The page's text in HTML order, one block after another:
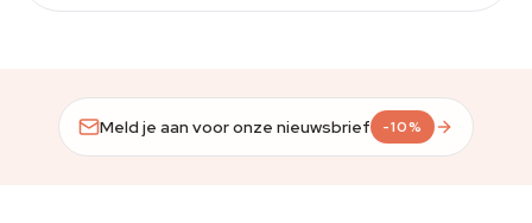
Meld je aan voor onze nieuwsbrief -10%